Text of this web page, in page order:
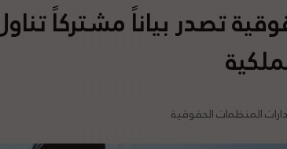
تصدر بياناً مشتركاً
المنظمات الحقوقية